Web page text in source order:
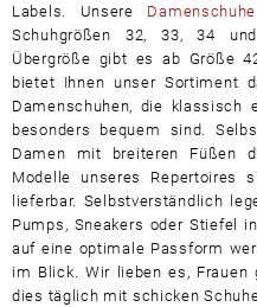
Labels. Unsere
Schuhgrößen 32, 33, 34
Übergröße gibt es ab Größe
bietet Ihnen unser Sortiment
Damenschuhen, die klassisch
besonders bequem sind.
Damen mit breiteren Füßen
Modelle unseres Repertoires
lieferbar. Selbstverständlich
Pumps, Sneakers oder Stiefel
auf eine optimale Passform
im Blick. Wir lieben es,
dies täglich mit schicken